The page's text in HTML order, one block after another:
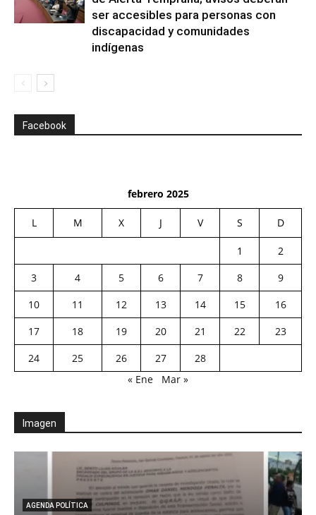
ser accesibles para personas con
discapacidad y comunidades
indígenas
Facebook
febrero 2025
L M X J V S D
1
2
3
4 5 6 7 8
9
10
11 12 13 14 15
16
17
18 19 20 21 22
23
24
25 26 27
28
« Ene
Mar »
Imagen
AGENDA POLÍTICA